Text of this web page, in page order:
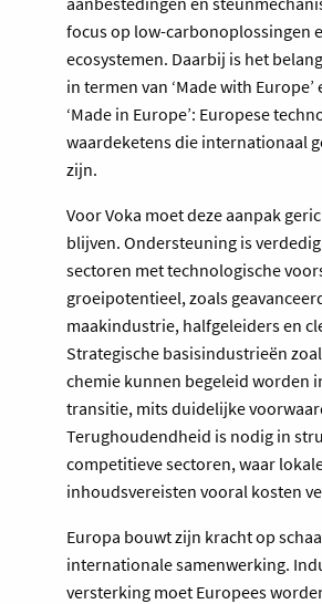
focus op low-carbonoplossingen
ecosystemen. Daarbij is het
in termen van ‘Made with Europe’
‘Made in Europe’: Europese
waardeketens die internationaal
zijn.
Voor Voka moet deze aanpak
blijven. Ondersteuning is
sectoren met technologische
groeipotentieel, zoals
maakindustrie, halfgeleiders en
Strategische basisindustrieën
chemie kunnen begeleid worden
transitie, mits duidelijke
Terughoudendheid is nodig in
competitieve sectoren, waar
inhoudsvereisten vooral kosten
Europa bouwt zijn kracht op
internationale samenwerking.
versterking moet Europees